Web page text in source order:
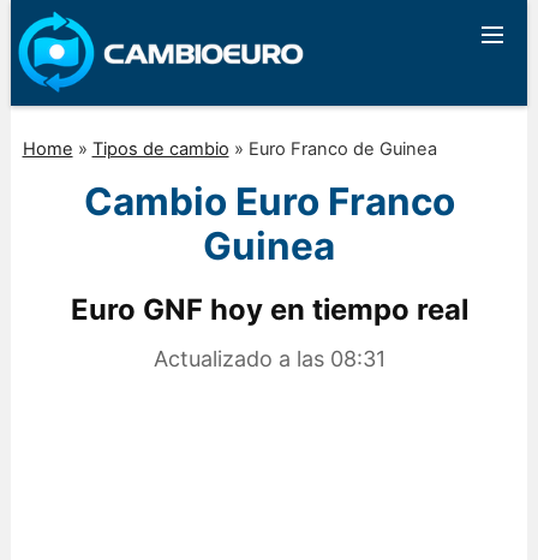
Home » Tipos de cambio » Euro Franco de Guinea
Cambio Euro Franco
Guinea
Euro GNF hoy en tiempo real
Actualizado a las 08:31